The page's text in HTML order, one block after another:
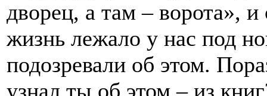
дворец, а там – ворота»,
жизнь лежало у нас под
подозревали об этом.
узнал ты об этом – из